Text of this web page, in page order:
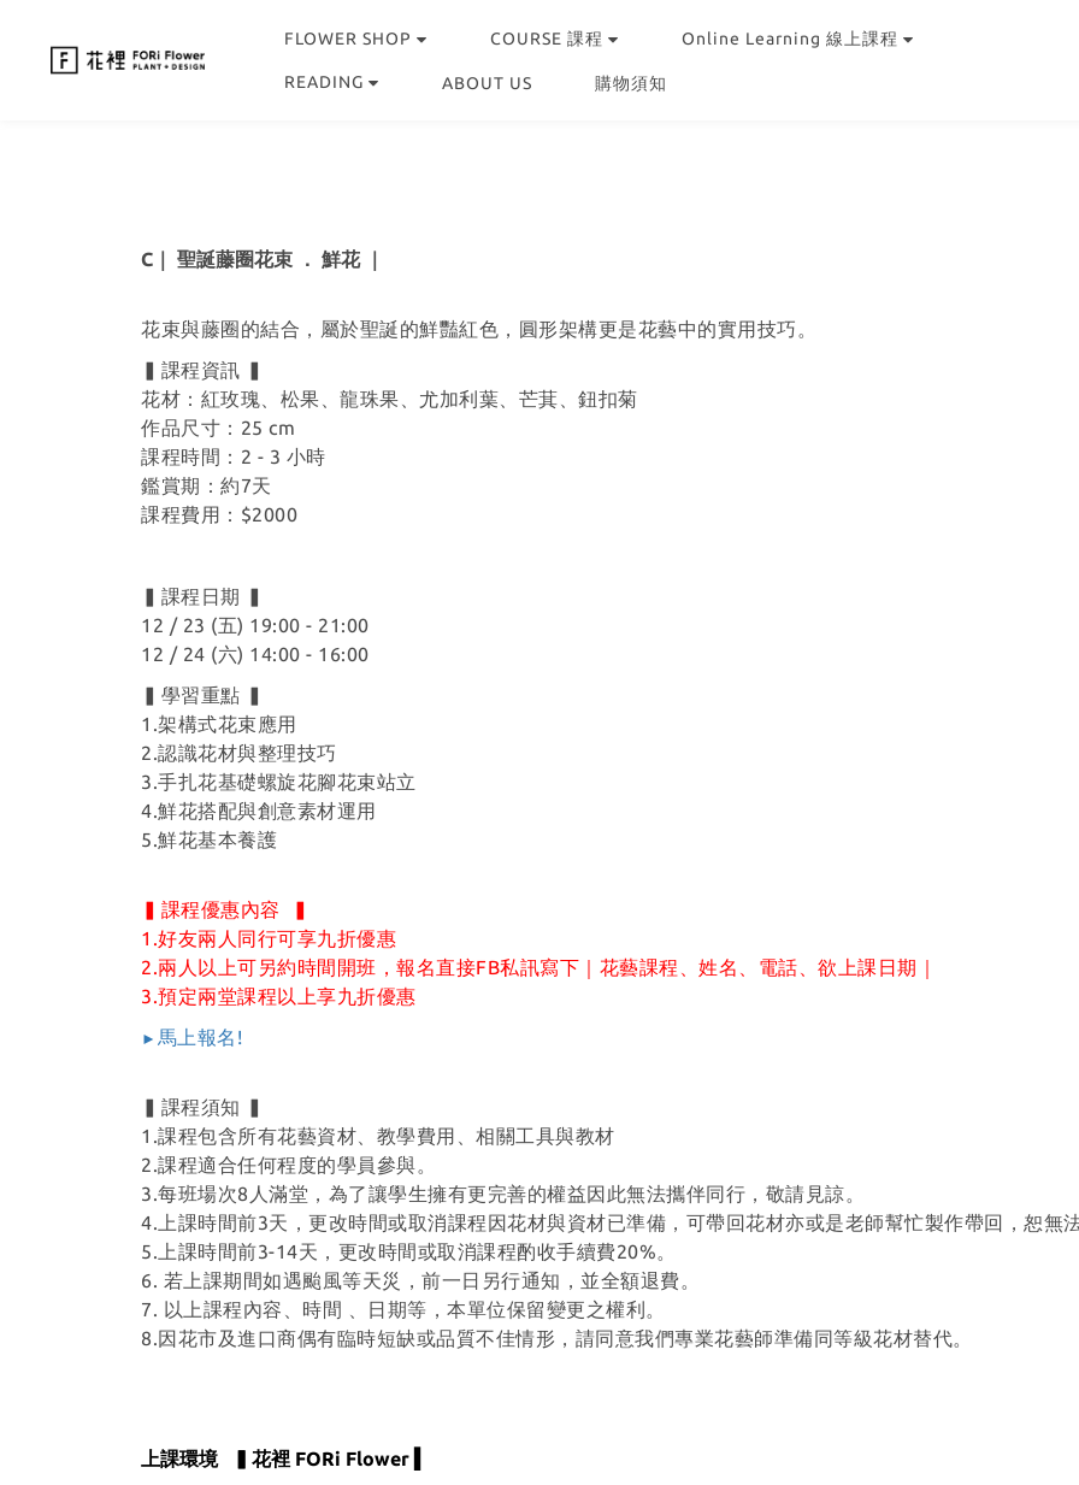
FLOWER SHOP COURSE 課程 Online Learning 線上課程
READING ABOUT US 購物須知
C｜ 聖誕藤圈花束 ． 鮮花 ｜
花束與藤圈的結合，屬於聖誕的鮮豔紅色，圓形架構更是花藝中的實用技巧。
▍課程資訊 ▍
花材：紅玫瑰、松果、龍珠果、尤加利葉、芒萁、鈕扣菊
作品尺寸：25 cm
課程時間：2 - 3 小時
鑑賞期：約7天
課程費用：$2000
▍課程日期 ▍
12 / 23 (五) 19:00 - 21:00
12 / 24 (六) 14:00 - 16:00
▍學習重點 ▍
1.架構式花束應用
2.認識花材與整理技巧
3.手扎花基礎螺旋花腳花束站立
4.鮮花搭配與創意素材運用
5.鮮花基本養護
▍課程優惠內容 ▍
1.好友兩人同行可享九折優惠
2.兩人以上可另約時間開班，報名直接FB私訊寫下｜花藝課程、姓名、電話、欲上課日期｜
3.預定兩堂課程以上享九折優惠
► 馬上報名!
▍課程須知 ▍
1.課程包含所有花藝資材、教學費用、相關工具與教材
2.課程適合任何程度的學員參與。
3.每班場次8人滿堂，為了讓學生擁有更完善的權益因此無法攜伴同行，敬請見諒。
4.上課時間前3天，更改時間或取消課程因花材與資材已準備，可帶回花材亦或是老師幫忙製作帶回，恕無
5.上課時間前3-14天，更改時間或取消課程酌收手續費20%。
6. 若上課期間如遇颱風等天災，前一日另行通知，並全額退費。
7. 以上課程內容、時間 、日期等，本單位保留變更之權利。
8.因花市及進口商偶有臨時短缺或品質不佳情形，請同意我們專業花藝師準備同等級花材替代。
上課環境 ▍花裡 FORi Flower ▍